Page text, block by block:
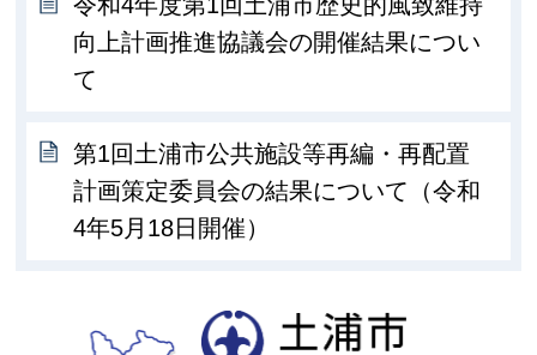
向上計画推進協議会の開催結果につい
て
第1回土浦市公共施設等再編・再配置
計画策定委員会の結果について（令和
4年5月18日開催）